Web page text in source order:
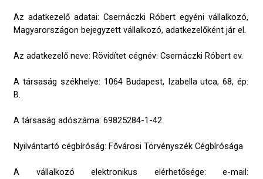
Az adatkezelő adatai: Csernáczki Róbert egyéni vállalkozó,
Magyarországon bejegyzett vállalkozó, adatkezelőként jár el.
Az adatkezelő neve: Rövidítet cégnév: Csernáczki Róbert ev.
A társaság székhelye: 1064 Budapest, Izabella utca, 68, ép:
B.
A társaság adószáma: 69825284-1-42
Nyilvántartó cégbíróság: Fővárosi Törvényszék Cégbírósága
A vállalkozó elektronikus elérhetősége: e-mail: